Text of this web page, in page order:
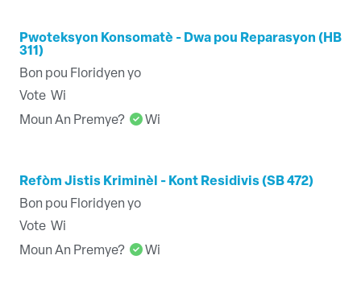
Pwoteksyon Konsomatè - Dwa pou Reparasyon (HB
311)
Bon pou Floridyen yo
Vote Wi
Moun An Premye?
Wi
Refòm Jistis Kriminèl - Kont Residivis (SB 472)
Bon pou Floridyen yo
Vote Wi
Moun An Premye?
Wi